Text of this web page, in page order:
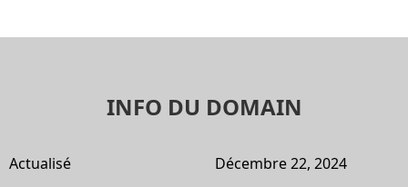
INFO DU DOMAIN
Actualisé Décembre 22, 2024